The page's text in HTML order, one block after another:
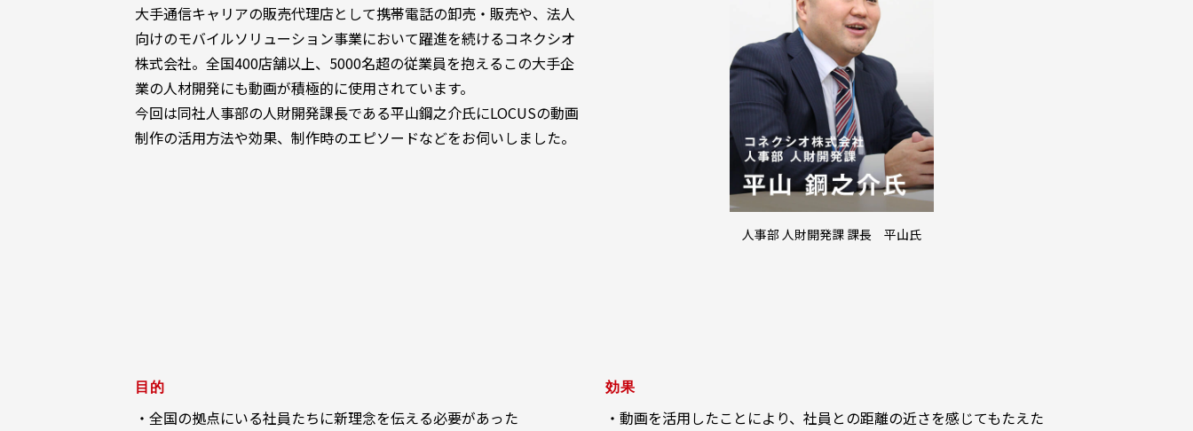
大手通信キャリアの販売代理店として携帯電話の卸売・販売や、法人
向けのモバイルソリューション事業において躍進を続けるコネクシオ
株式会社。全国400店舗以上、5000名超の従業員を抱えるこの大手企
業の人材開発にも動画が積極的に使用されています。
今回は同社人事部の人財開発課長である平山鋼之介氏にLOCUSの動画
制作の活用方法や効果、制作時のエピソードなどをお伺いしました。
人事部 人財開発課 課長 平山氏
目的
・全国の拠点にいる社員たちに新理念を伝える必要があった
効果
・動画を活用したことにより、社員との距離の近さを感じてもたえた